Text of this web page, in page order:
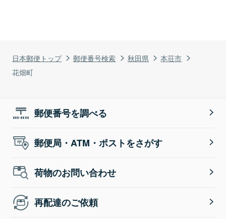
日本郵便トップ 郵便番号検索 秋田県
本荘市
花畑町
郵便番号を調べる
郵便局・ATM・ポストをさがす
荷物のお問い合わせ
再配達のご依頼